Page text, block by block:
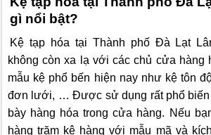
gì nổi bật?
Kệ tạp hóa tại Thành phố Đà Lạt
không còn xa lạ với các chủ cửa hàng
mẫu kệ phổ bến hiện nay như kệ tôn
đơn lưới, … Được sử dụng rất phổ biến
bày hàng hóa trong cửa hàng. Nếu
hàng trăm kệ hàng với mẫu mã và